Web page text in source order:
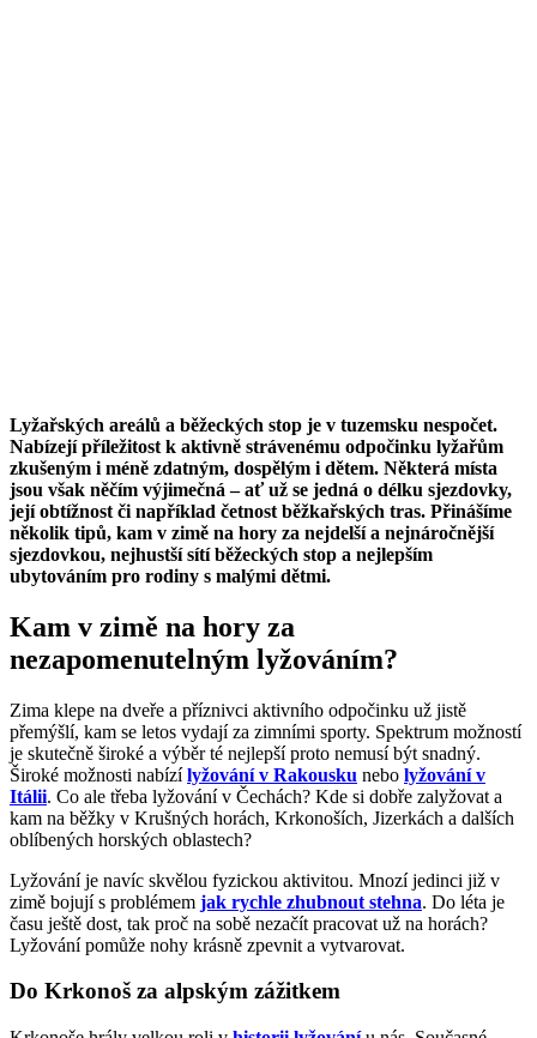
Lyžařských areálů a běžeckých stop je v tuzemsku nespočet.
Nabízejí příležitost k aktivně strávenému odpočinku lyžařům
zkušeným i méně zdatným, dospělým i dětem. Některá místa
jsou však něčím výjimečná – ať už se jedná o délku sjezdovky,
její obtížnost či například četnost běžkařských tras. Přinášíme
několik tipů, kam v zimě na hory za nejdelší a nejnáročnější
sjezdovkou, nejhustší sítí běžeckých stop a nejlepším
ubytováním pro rodiny s malými dětmi.
Kam v zimě na hory za
nezapomenutelným lyžováním?
Zima klepe na dveře a příznivci aktivního odpočinku už jistě
přemýšlí, kam se letos vydají za zimními sporty. Spektrum možností
je skutečně široké a výběr té nejlepší proto nemusí být snadný.
Široké možnosti nabízílyžování v Rakousku nebo lyžování v
Itálii. Co ale třeba lyžování v Čechách? Kde si dobře zalyžovat a
kam na běžky v Krušných horách, Krkonoších, Jizerkách a dalších
oblíbených horských oblastech?
Lyžování je navíc skvělou fyzickou aktivitou. Mnozí jedinci již v
zimě bojují s problémem jak rychle zhubnout stehna. Do léta je
času ještě dost, tak proč na sobě nezačít pracovat už na horách?
Lyžování pomůže nohy krásně zpevnit a vytvarovat.
Do Krkonoš za alpským zážitkem